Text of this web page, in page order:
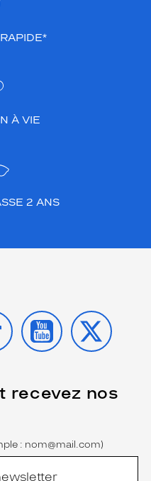
À VIE
2 ANS
YOUTUBE
X
recevez nos
: nom@mail.com)